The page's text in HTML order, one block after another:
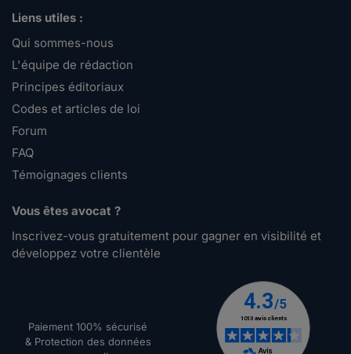
Liens utiles :
Qui sommes-nous
L'équipe de rédaction
Principes éditoriaux
Codes et articles de loi
Forum
FAQ
Témoignages clients
Vous êtes avocat ?
Inscrivez-vous gratuitement pour gagner en visibilité et
développez votre clientèle
Paiement 100% sécurisé
& Protection des données